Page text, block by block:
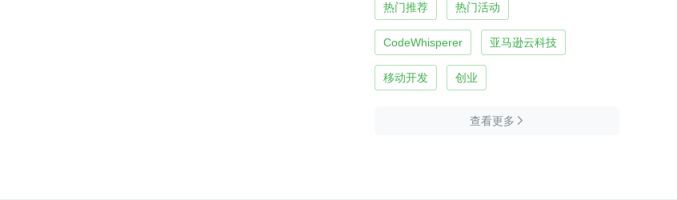
热门推荐 热门活动
CodeWhisperer 亚马逊云科技
移动开发 创业
查看更多 